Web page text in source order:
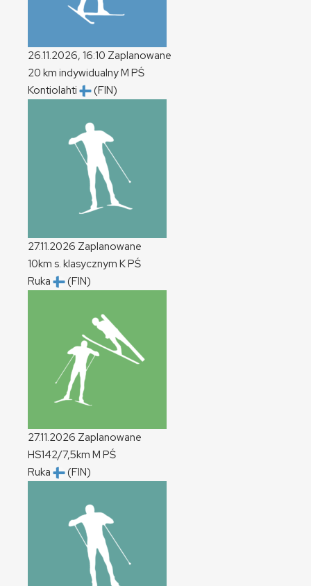
26.11.2026, 16:10 Zaplanowane
20 km indywidualnyM PŚ
Kontiolahti
(FIN)
27.11.2026 Zaplanowane
10km s. klasycznym KPŚ
Ruka
(FIN)
27.11.2026 Zaplanowane
HS142/7,5km M PŚ
Ruka
(FIN)